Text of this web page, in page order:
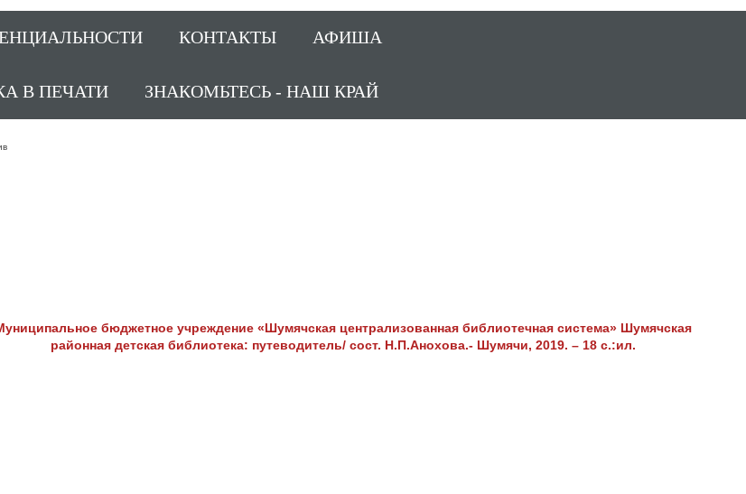
КОНТАКТЫ АФИША
В ПЕЧАТИ ЗНАКОМЬТЕСЬ - НАШ КРАЙ
бюджетное учреждение «Шумячская централизованная библиотечная система» Шумячская
районная детская библиотека: путеводитель/ сост. Н.П.Анохова.- Шумячи, 2019. – 18 с.:ил.